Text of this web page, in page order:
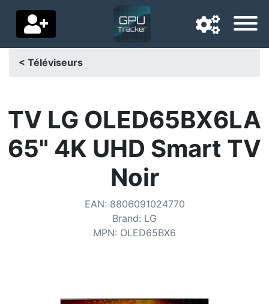
Pays de livraison
Accueil
Catégories
< Téléviseurs
TV LG OLED65BX6LA
65" 4K UHD Smart TV
Noir
EAN: 8806091024770
Brand: LG
MPN: OLED65BX6